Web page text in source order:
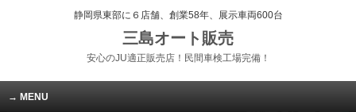
静岡県東部に６店舗、創業58年、展示車両600台
三島オート販売
安心のJU適正販売店！民間車検工場完備！
MENU